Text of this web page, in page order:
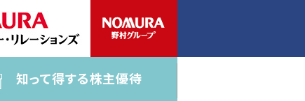
知って得する株主優待